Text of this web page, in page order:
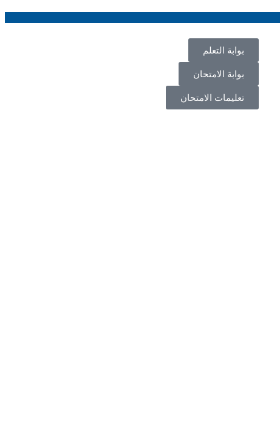
بوابة التعلم
بوابة الامتحان
تعليمات الامتحان